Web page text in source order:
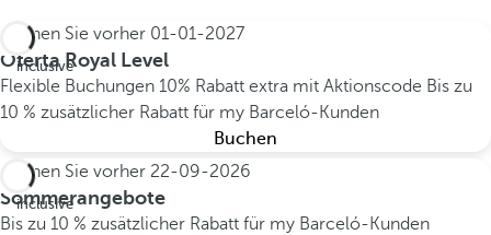
All
inclusive
Buchen Sie vorher 01-01-2027
Oferta Royal Level
Flexible Buchungen 10% Rabatt extra mit Aktionscode Bis zu
10 % zusätzlicher Rabatt für my Barceló-Kunden
Buchen
All
inclusive
Buchen Sie vorher 22-09-2026
Sommerangebote
Bis zu 10 % zusätzlicher Rabatt für my Barceló-Kunden